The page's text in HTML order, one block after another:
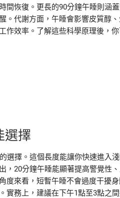
間恢復。更長的90分鐘午睡則涵
。代謝方面，午睡會影響皮質醇
作效率。了解這些科學原理後，
選擇
選擇。這個長度能讓你快速進入
，20分鐘午睡能顯著提高警覺性
度來看，短暫午睡不會過度干擾
實務上，建議在下午1點至3點之